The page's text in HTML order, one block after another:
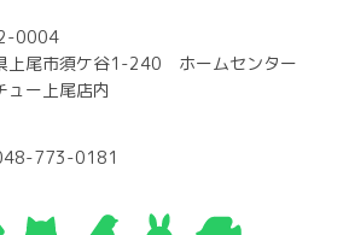
0004
上尾市須ケ谷1-240 ホームセンター
ュー上尾店内
773-0181